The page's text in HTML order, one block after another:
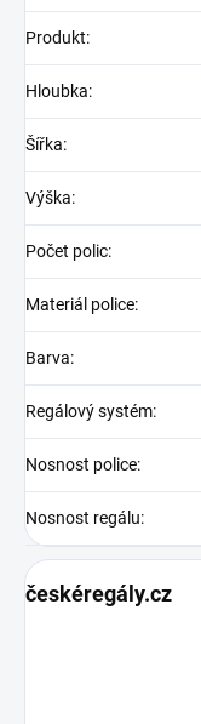
Produkt:
Hloubka:
Šířka:
Výška:
Počet polic:
Materiál police:
Barva:
Regálový systém:
Nosnost police:
Nosnost regálu:
českéregály.cz